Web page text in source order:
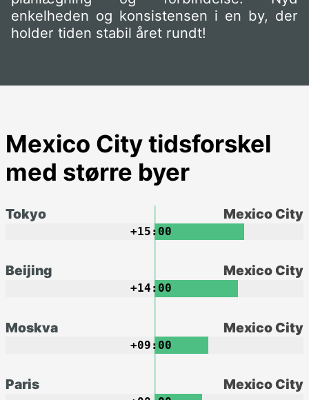
enkelheden og konsistensen i en by, der
holder tiden stabil året rundt!
Mexico City tidsforskel
med større byer
Mexico City
Tokyo
+15:00
Mexico City
Beijing
+14:00
Mexico City
Moskva
+09:00
Mexico City
Paris